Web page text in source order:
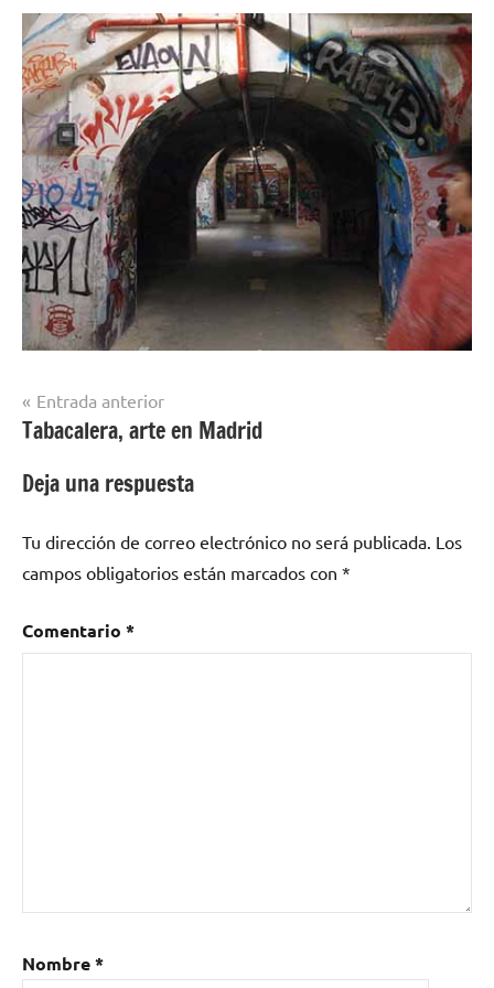
Navegación
de
entradas
Entrada anterior
Tabacalera, arte en Madrid
Deja una respuesta
Tu dirección de correo electrónico no será publicada. Los
campos obligatorios están marcados con *
Comentario *
Nombre*